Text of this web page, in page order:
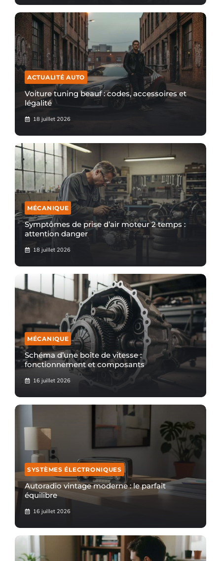
ACTUALITÉ AUTO
Voiture tuning beauf : codes, accessoires et
légalité
18 juillet 2026
MÉCANIQUE
Symptômes de prise d’air moteur 2 temps :
attention danger
18 juillet 2026
MÉCANIQUE
Schéma d’une boîte de vitesse :
fonctionnement et composants
16 juillet 2026
SYSTÈMES ÉLECTRONIQUES
Autoradio vintage moderne : le parfait
équilibre
16 juillet 2026